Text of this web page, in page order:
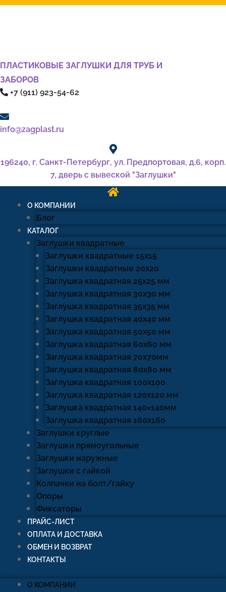
ПЛАСТИКОВЫЕ ЗАГЛУШКИ ДЛЯ ТРУБ И
ЗАБОРОВ
+7 (911) 923-54-62
info@zagplast.ru
196240, г. Санкт-Петербург, ул. Предпортовая, д.6, корп.
7, дверь с вывеской "Заглушки"
О КОМПАНИИ
Блог
КАТАЛОГ
Заглушки квадратные
Заглушки квадратные 15х15
Заглушки квадратные 20х20
Заглушка квадратная 25х25 мм
Заглушка квадратная 30х30 мм
Заглушка квадратная 35х35 мм
Заглушка квадратная 40х40 мм
Заглушка квадратная 50х50 мм
Заглушка квадратная 60х60 мм
Заглушка квадратная 70х70мм
Заглушка квадратная 80х80 мм
Заглушка квадратная 100х100
Заглушка квадратная 120х120 мм
Заглушка квадратная 140×140мм
Заглушка квадратная 160х160
Заглушки круглые
Заглушки прямоугольные
Заглушки наружные
Заглушки с гайкой
Колпачки на болт/гайку
Опоры
Фиксаторы
ПРАЙС-ЛИСТ
ОПЛАТА И ДОСТАВКА
ОБМЕН И ВОЗВРАТ
КОНТАКТЫ
О КОМПАНИИ